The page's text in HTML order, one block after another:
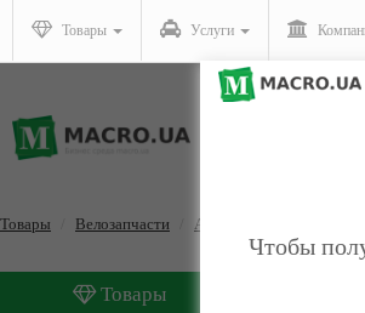
Товары Услуги
Товары Велозапчасти Аккумуляторы для
Товары
Чтобы